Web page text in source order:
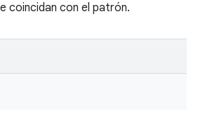
coincidan con el patrón.